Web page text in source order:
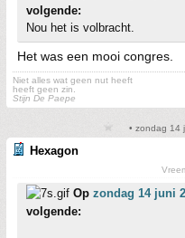
volgende:
Nou het is volbracht.
Het was een mooi congres.
Niet alles wat geen nut heeft
heeft geen zin.
Stijn De Paepe
• zondag 14
Hexagon
Op zondag 14 juni
volgende: